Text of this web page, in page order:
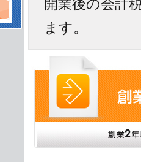
開業後の会計
ます。